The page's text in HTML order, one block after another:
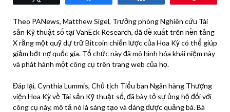
Theo PANews, Matthew Sigel, Trưởng phòng Nghiên cứu Tài
sản Kỹ thuật số tại VanEck Research, đã đề xuất trên nền tảng
X rằng một quỹ dự trữ Bitcoin chiến lược của Hoa Kỳ có thể giúp
giảm bớt nợ quốc gia. Tổ chức này đã mô hình hóa khái niệm này
và phát hành một công cụ trên trang web của họ.
Đáp lại, Cynthia Lummis, Chủ tịch Tiểu ban Ngân hàng Thượng
viện Hoa Kỳ về Tài sản Kỹ thuật số, đã bày tỏ sự ủng hộ đối với
công cụ này, mô tả nó là sáng tạo và đáng được quảng bá. Bà